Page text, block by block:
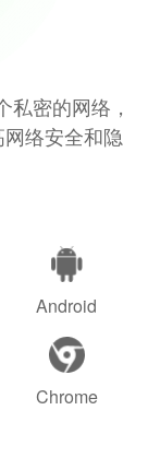
密的网络，
络安全和隐
Android
Chrome